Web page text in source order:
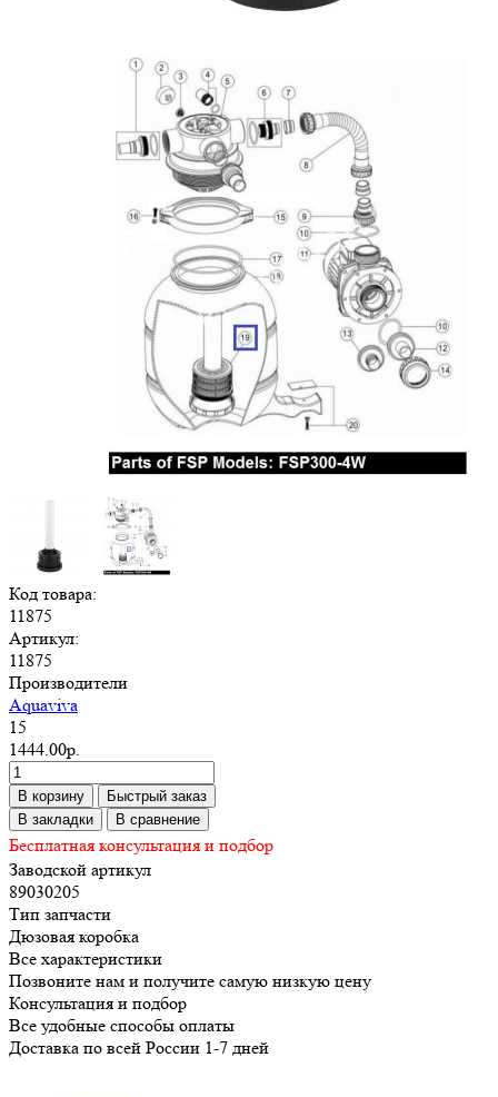
Код товара:
11875
Артикул:
11875
Производители
Aquaviva
15
1444.00р.
В корзину
Быстрый заказ
В закладки
В сравнение
Бесплатная консультация и подбор
Заводской артикул
89030205
Тип запчасти
Дюзовая коробка
Все характеристики
Позвоните нам и получите самую низкую цену
Консультация и подбор
Все удобные способы оплаты
Доставка по всей России 1-7 дней